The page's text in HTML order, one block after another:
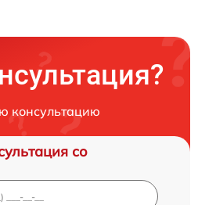
консультацию
со